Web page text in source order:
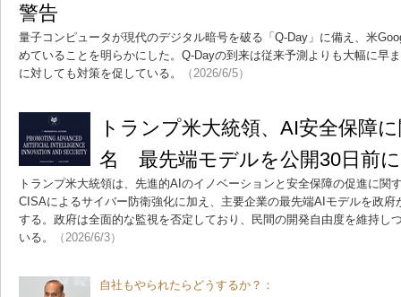
警告
量子コンピュータが現代のデジタル暗号を破る「Q-Day」に備え、米
めていることを明らかにした。Q-Dayの到来は従来予測よりも大幅に早
に対しても対策を促している。
（2026/6/5）
トランプ米大統領、AI安全保障
名 最先端モデルを公開30日前
トランプ米大統領は、先進的AIのイノベーションと安全保障の促進に関
CISAによるサイバー防衛強化に加え、主要企業の最先端AIモデルを政
する。政府は全面的な監視を否定しており、民間の開発自由度を維持し
いる。
（2026/6/3）
自社もやられたらどうするか？：